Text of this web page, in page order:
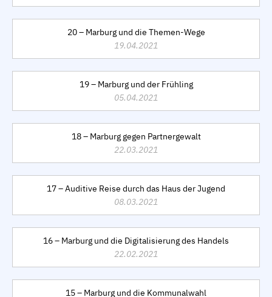
20 – Marburg und die Themen-Wege
19.04.2021
19 – Marburg und der Frühling
05.04.2021
18 – Marburg gegen Partnergewalt
22.03.2021
17 – Auditive Reise durch das Haus der Jugend
08.03.2021
16 – Marburg und die Digitalisierung des Handels
22.02.2021
15 – Marburg und die Kommunalwahl